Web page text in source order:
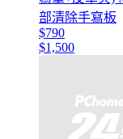
部清除手寫板
$790
$1,500